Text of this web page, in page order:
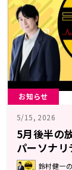
お知らせ
5/15, 2026
5月後半の
パーソナリ
『鈴村健一
鈴村健一